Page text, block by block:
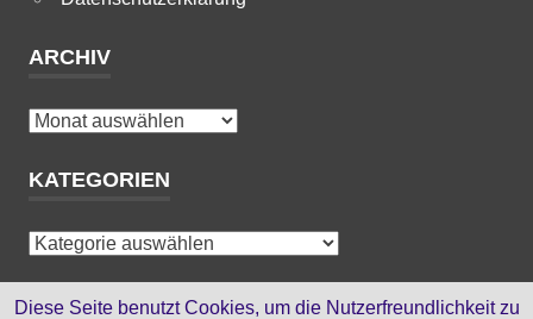
ARCHIV
Archiv
KATEGORIEN
Kategorien
HTML-SEITEN
Diese Seite benutzt Cookies, um die Nutzerfreundlichkeit zu